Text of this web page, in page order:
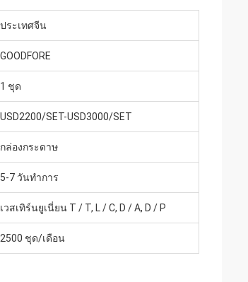
ประเทศจีน
GOODFORE
1 ชุด
USD2200/SET-USD3000/SET
กล่องกระดาษ
5-7 วันทำการ
เวสเทิร์นยูเนี่ยน T / T, L / C, D / A, D / P
2500 ชุด/เดือน